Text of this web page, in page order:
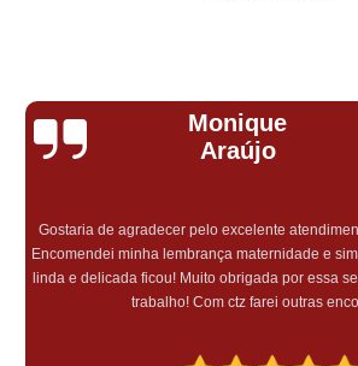
Monique
Araújo
Gostaria de agradecer pelo excelente
Encomendei minha lembrança maternidade e
linda e delicada ficou! Muito obrigada por essa
trabalho! Com ctz farei outras